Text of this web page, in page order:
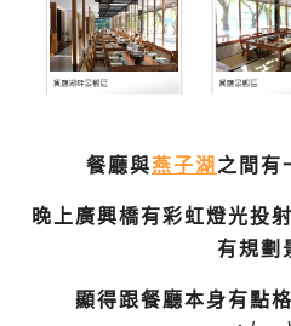
餐廳與燕子湖 之間有
晚上廣興橋有彩虹燈光投
有規劃
顯得跟餐廳本身有點